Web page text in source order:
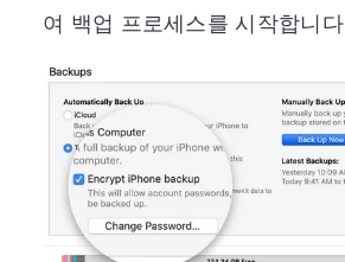
여 백업 프로세스를 시작합니다.